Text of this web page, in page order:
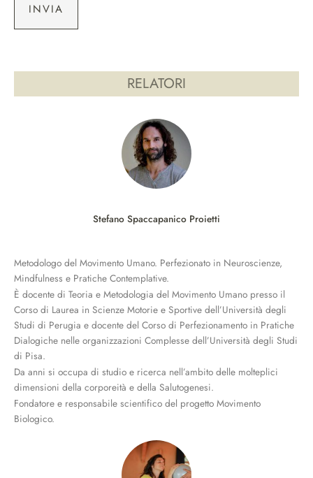
RELATORI
Stefano Spaccapanico Proietti
Metodologo del Movimento Umano. Perfezionato in Neuroscienze,
Mindfulness e Pratiche Contemplative.
È docente di Teoria e Metodologia del Movimento Umano presso il
Corso di Laurea in Scienze Motorie e Sportive dell’Università degli
Studi di Perugia e docente del Corso di Perfezionamento in Pratiche
Dialogiche nelle organizzazioni Complesse dell’Università degli Studi
di Pisa.
Da anni si occupa di studio e ricerca nell’ambito delle molteplici
dimensioni della corporeità e della Salutogenesi.
Fondatore e responsabile scientifico del progetto Movimento
Biologico.
INVIA